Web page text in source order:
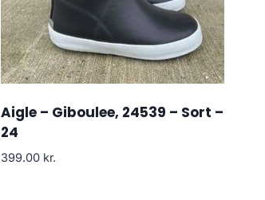
Aigle – Giboulee, 24539 – Sort –
24
399.00 kr.